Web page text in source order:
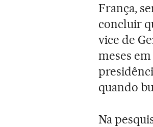
França,
concluir
vice de
meses
quando
Na